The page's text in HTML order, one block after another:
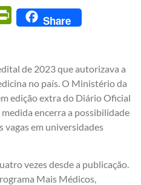
PrintFriendly
Share
de 2023 que autorizava a
no país. O Ministério da
edição extra do Diário Oficial
encerra a possibilidade
vagas em universidades
vezes desde a publicação.
Mais Médicos,